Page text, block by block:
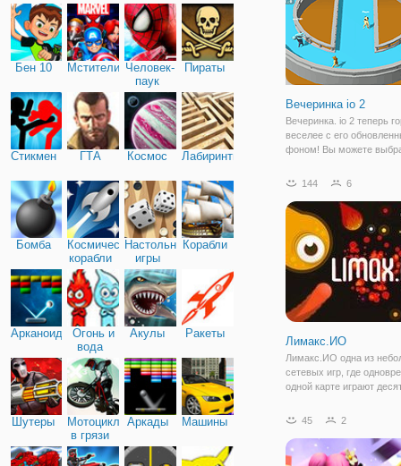
Бен 10 Мстители Человек-
паук
Пираты
Стикмен ГТА Космос Лабиринты
Бомба
Космические
корабли
Настольные
игры
Корабли
Арканоид
Огонь и
вода
Акулы Ракеты
Шутеры
Мотоциклы
в грязи
Аркады Машины
Вечеринка io 2
Вечеринка. io 2 теперь
веселее с его
фоном! Вы можете
игру. Все, что вам нужно
выбросить их с арены.
144 6
Лимакс.ИО
Лимакс.ИО одна из
сетевых игр, где
одной карте играют
вырастить своего
предметы. И, конечно
заработок
45 2